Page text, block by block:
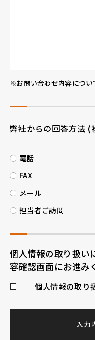
※お問い合わせ内容につい
弊社からの回答方法 (
電話
FAX
メール
担当者ご訪問
個人情報の取り扱い
容確認画面にお進み
個人情報の取り
入力